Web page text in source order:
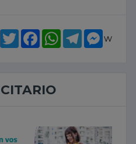
ShareTwitterFacebookWhatsApp
Telegram
w